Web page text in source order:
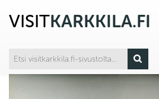
VISITKARKKILA.FI